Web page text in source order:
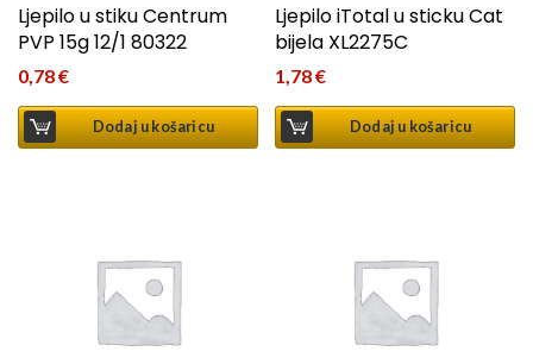
Ljepilo u stiku Centrum
PVP 15g 12/1 80322
0,78€
Dodaj u košaricu
Ljepilo iTotal u sticku Cat
bijela XL2275C
1,78€
Dodaj u košaricu